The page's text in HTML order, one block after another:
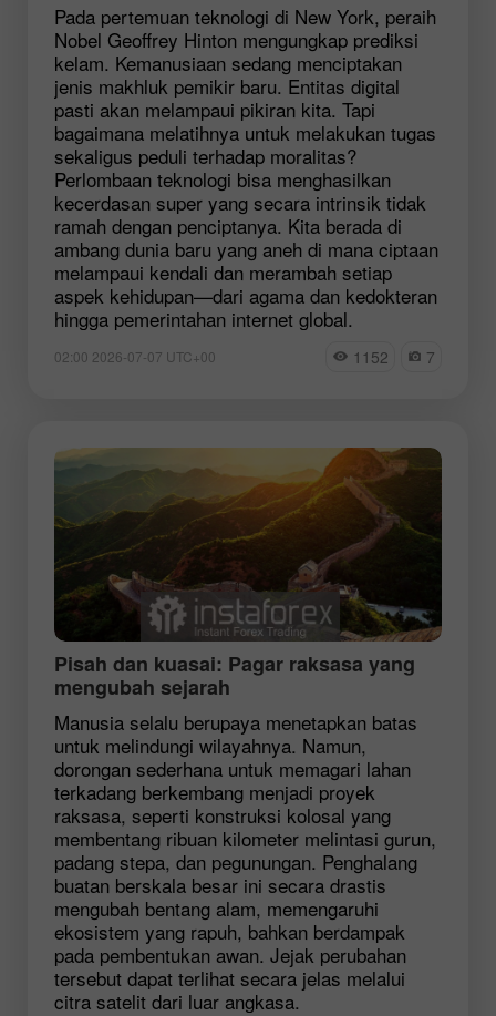
Pada pertemuan teknologi di New York, peraih
Nobel Geoffrey Hinton mengungkap prediksi
kelam. Kemanusiaan sedang menciptakan
jenis makhluk pemikir baru. Entitas digital
pasti akan melampaui pikiran kita. Tapi
bagaimana melatihnya untuk melakukan tugas
sekaligus peduli terhadap moralitas?
Perlombaan teknologi bisa menghasilkan
kecerdasan super yang secara intrinsik tidak
ramah dengan penciptanya. Kita berada di
ambang dunia baru yang aneh di mana ciptaan
melampaui kendali dan merambah setiap
aspek kehidupan—dari agama dan kedokteran
hingga pemerintahan internet global.
02:00 2026-07-07 UTC+00 1152 7
Pisah dan kuasai: Pagar raksasa yang
mengubah sejarah
Manusia selalu berupaya menetapkan batas
untuk melindungi wilayahnya. Namun,
dorongan sederhana untuk memagari lahan
terkadang berkembang menjadi proyek
raksasa, seperti konstruksi kolosal yang
membentang ribuan kilometer melintasi gurun,
padang stepa, dan pegunungan. Penghalang
buatan berskala besar ini secara drastis
mengubah bentang alam, memengaruhi
ekosistem yang rapuh, bahkan berdampak
pada pembentukan awan. Jejak perubahan
tersebut dapat terlihat secara jelas melalui
citra satelit dari luar angkasa.